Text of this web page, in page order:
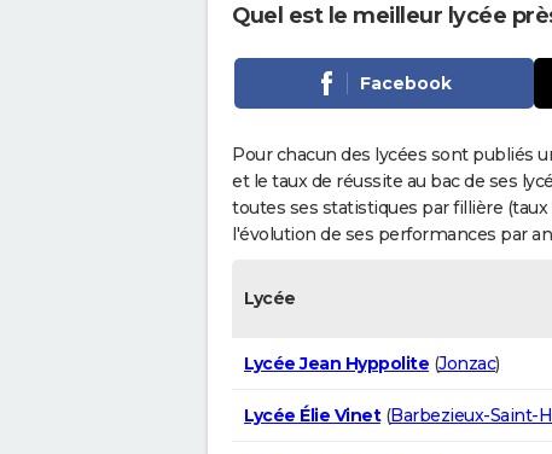
Quel est le meilleur lycée
Facebook
Pour chacun des lycées sont publiés
et le taux de réussite au bac de ses
toutes ses statistiques par fillière
l'évolution de ses performances par
Lycée
Lycée Jean Hyppolite (Jonzac)
Lycée Élie Vinet(Barbezieux-Saint-